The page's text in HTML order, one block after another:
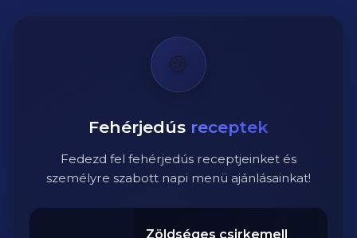
🍲
Fehérjedús receptek
Fedezd fel fehérjedús receptjeinket és
személyre szabott napi menü ajánlásainkat!
Zöldséges csirkemell